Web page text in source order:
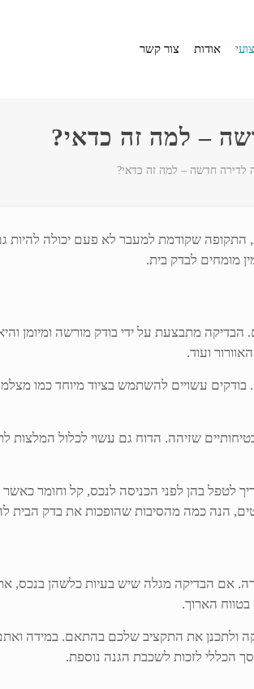
אודות צור קשר
– למה זה כדאי?
לדירה חדשה – למה זה כדאי?
שקודמת למעבר לא פעם יכולה להיות גם
מומחים לבדק בית.
הבדיקה מתבצעת על ידי בודק מורשה ומיומן
ועוד.
עשויים להשתמש בציוד מיוחד כמו
שזיהה. הדוח גם עשוי לכלול
לטפל בהן לפני הכניסה לנכס, קל וחומר
הנה כמה מהסיבות שהופכות את בדק הבית
אם הבדיקה מגלה שיש בעיות כלשהן בנכס,
הארוך.
ולתכנן את התקציב שלכם בהתאם. במידה
הכללי לזכות לשכבת הגנה נוספת.